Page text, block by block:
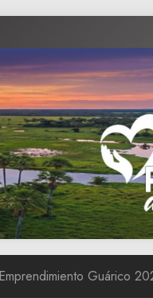
Guárico